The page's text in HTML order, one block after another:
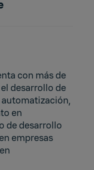
con más de
desarrollo de
en
de desarrollo
empresas